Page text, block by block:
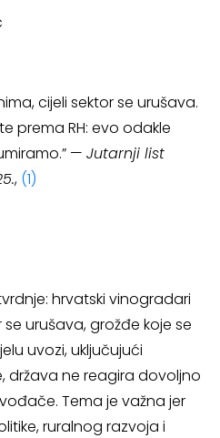
cijeli sektor se urušava.
prema RH: evo odakle
— Jutarnji list
, (1)
hrvatski vinogradari
se urušava, grožđe koje se
uvozi, uključujući
država ne reagira dovoljno
Tema je važna jer
ruralnog razvoja i